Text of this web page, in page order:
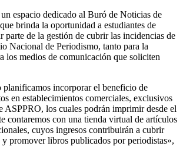
espacio dedicado al Buró de Noticias de
brinda la oportunidad a estudiantes de
parte de la gestión de cubrir las incidencias de
Nacional de Periodismo, tanto para la
los medios de comunicación que soliciten
planificamos incorporar el beneficio de
en establecimientos comerciales, exclusivos
ASPPRO, los cuales podrán imprimir desde el
contaremos con una tienda virtual de artículos
cuyos ingresos contribuirán a cubrir
y promover libros publicados por periodistas»,